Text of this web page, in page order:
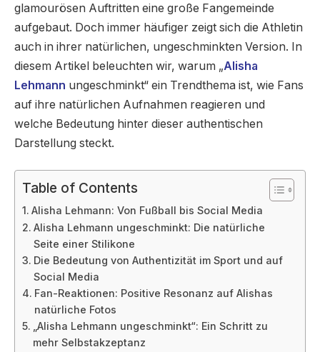
glamourösen Auftritten eine große Fangemeinde
aufgebaut. Doch immer häufiger zeigt sich die Athletin
auch in ihrer natürlichen, ungeschminkten Version. In
diesem Artikel beleuchten wir, warum „Alisha
Lehmann ungeschminkt“ ein Trendthema ist, wie Fans
auf ihre natürlichen Aufnahmen reagieren und
welche Bedeutung hinter dieser authentischen
Darstellung steckt.
Table of Contents
Alisha Lehmann: Von Fußball bis Social Media
Alisha Lehmann ungeschminkt: Die natürliche
Seite einer Stilikone
Die Bedeutung von Authentizität im Sport und auf
Social Media
Fan-Reaktionen: Positive Resonanz auf Alishas
natürliche Fotos
„Alisha Lehmann ungeschminkt“: Ein Schritt zu
mehr Selbstakzeptanz